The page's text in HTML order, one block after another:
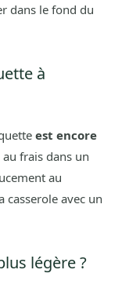
dans le fond du
à
est encore
au frais dans un
au
casserole avec un
légère ?